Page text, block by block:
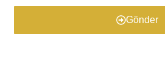
Gönder